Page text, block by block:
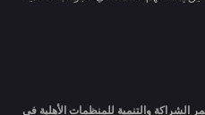
الشراكة والتنمية للمنظمات الأهلية في